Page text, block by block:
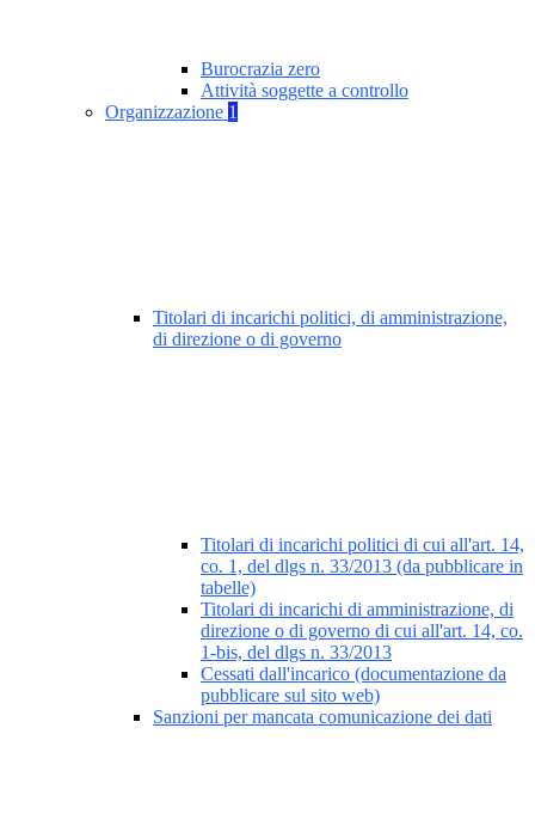
Burocrazia zero
Attività soggette a controllo
Organizzazione 1
Titolari di incarichi politici, di amministrazione,
di direzione o di governo
Titolari di incarichi politici di cui all'art. 14,
co. 1, del dlgs n. 33/2013 (da pubblicare in
tabelle)
Titolari di incarichi di amministrazione, di
direzione o di governo di cui all'art. 14, co.
1-bis, del dlgs n. 33/2013
Cessati dall'incarico (documentazione da
pubblicare sul sito web)
Sanzioni per mancata comunicazione dei dati